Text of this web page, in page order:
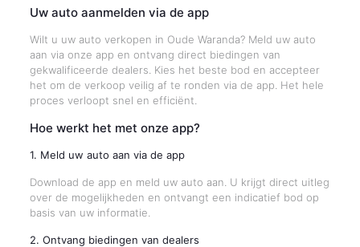
Uw auto aanmelden via de app
Wilt u uw auto verkopen in Oude Waranda? Meld uw auto
aan via onze app en ontvang direct biedingen van
gekwalificeerde dealers. Kies het beste bod en accepteer
het om de verkoop veilig af te ronden via de app. Het hele
proces verloopt snel en efficiënt.
Hoe werkt het met onze app?
1. Meld uw auto aan via de app
Download de app en meld uw auto aan. U krijgt direct uitleg
over de mogelijkheden en ontvangt een indicatief bod op
basis van uw informatie.
2. Ontvang biedingen van dealers